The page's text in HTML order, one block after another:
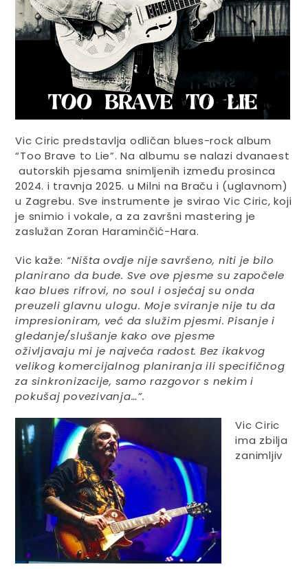
Vic Ciric predstavlja odličan blues-rock album
“Too Brave to Lie”. Na albumu se nalazi dvanaest
autorskih pjesama snimljenih između prosinca
2024. i travnja 2025. u Milni na Braču i (uglavnom)
u Zagrebu. Sve instrumente je svirao Vic Ciric, koji
je snimio i vokale, a za završni mastering je
zaslužan Zoran Haraminčić-Hara.
Vic kaže: “Ništa ovdje nije savršeno, niti je bilo
planirano da bude. Sve ove pjesme su započele
kao blues rifrovi, no soul i osjećaj su onda
preuzeli glavnu ulogu. Moje sviranje nije tu da
impresioniram, već da služim pjesmi. Pisanje i
gledanje/slušanje kako ove pjesme
oživljavaju mi ​​je najveća radost. Bez ikakvog
velikog komercijalnog planiranja ili specifičnog
za sinkronizacije, samo razgovor s nekim i
pokušaj povezivanja…”.
Vic Ciric
ima zbilja
zanimljiv